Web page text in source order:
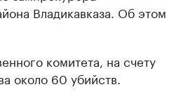
Владикавказа. Об этом
комитета, на счету
около 60 убийств.